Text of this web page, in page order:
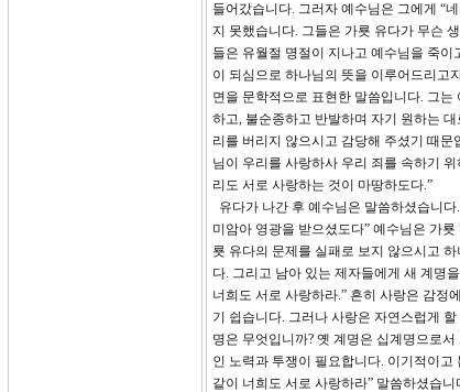
들어갔습니다. 그러자 예수님은 그에게 “
지 못했습니다. 그들은 가룟 유다가 무슨
들은 유월절 명절이 지나고 예수님을 죽
이 되심으로 하나님의 뜻을 이루어드리고
면을 문학적으로 표현한 말씀입니다. 그
하고, 불순종하고 반발하며 자기 원하는
리를 버리지 않으시고 감당해 주셨기 때문
님이 우리를 사랑하사 우리 죄를 속하기
리도 서로 사랑하는 것이 마땅하도다.”
유다가 나간 후 예수님은 말씀하셨습니
미암아 영광을 받으셨도다” 예수님은 가
룟 유다의 문제를 실패로 보지 않으시고
다. 그리고 남아 있는 제자들에게 새 계명
너희도 서로 사랑하라.” 흔히 사랑은 감정
기 쉽습니다. 그러나 사랑은 자연스럽게
명은 무엇입니까? 옛 계명은 십계명으로
인 노력과 투쟁이 필요합니다. 이기적이
같이 너희도 서로 사랑하라” 말씀하셨습